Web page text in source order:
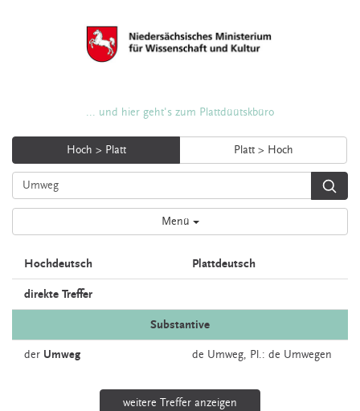
... und hier geht's zum Plattdüütskbüro
Hoch > Platt Platt > Hoch
Menü
Hochdeutsch Plattdeutsch
direkte Treffer
Substantive
der Umweg de Umweg, Pl.: de Umwegen
weitere Treffer anzeigen